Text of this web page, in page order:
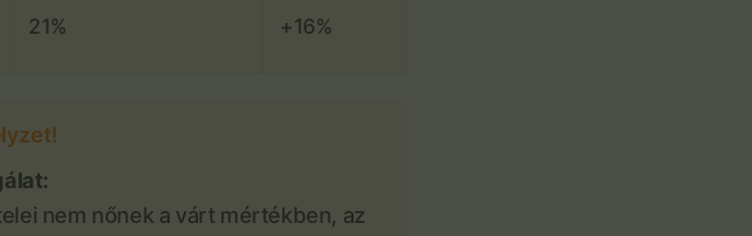
21% +16%
nem nőnek a várt mértékben, az